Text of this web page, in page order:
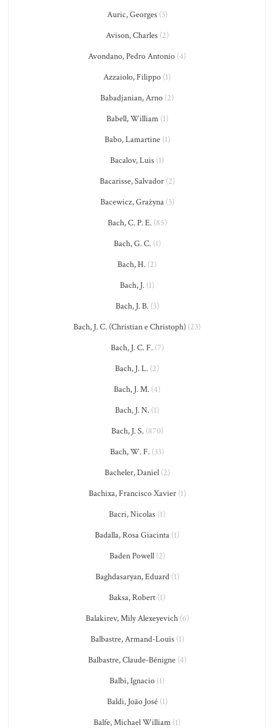
Auric, Georges(3)
Avison, Charles(2)
Avondano, Pedro Antonio (4)
Azzaiolo, Filippo (1)
Babadjanian, Arno (2)
Babell, William(1)
Babo, Lamartine(1)
Bacalov, Luis (1)
Bacarisse, Salvador(2)
Bacewicz, Grażyna(3)
Bach, C. P. E.(85)
Bach, G. C.(1)
Bach, H. (2)
Bach, J. (1)
Bach, J. B.(3)
Bach, J. C. (Christian e Christoph) (23)
Bach, J. C. F.(7)
Bach, J. L. (2)
Bach, J. M. (4)
Bach, J. N. (1)
Bach, J. S.(870)
Bach, W. F. (33)
Bacheler, Daniel(2)
Bachixa, Francisco Xavier(1)
Bacri, Nicolas (1)
Badalla, Rosa Giacinta (1)
Baden Powell(2)
Baghdasaryan, Eduard(1)
Baksa, Robert (1)
Balakirev, Mily Alexeyevich(6)
Balbastre, Armand-Louis(1)
Balbastre, Claude-Bénigne(4)
Balbi, Ignacio (1)
Baldi, João José(1)
Balfe, Michael William (1)